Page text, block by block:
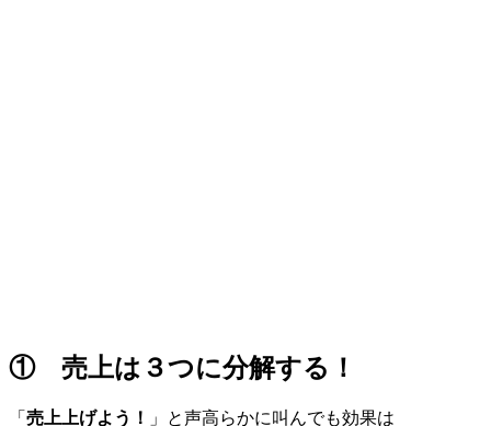
① 売上は３つに分解する！
「 売上上げよう！
」と声高らかに叫んでも効果は